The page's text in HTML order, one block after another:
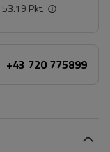
53.19 Pkt.
+43 720 775899